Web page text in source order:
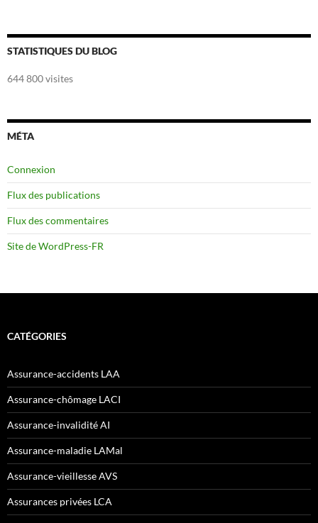
STATISTIQUES DU BLOG
644 800 visites
MÉTA
Connexion
Flux des publications
Flux des commentaires
Site de WordPress-FR
CATÉGORIES
Assurance-accidents LAA
Assurance-chômage LACI
Assurance-invalidité AI
Assurance-maladie LAMal
Assurance-vieillesse AVS
Assurances privées LCA